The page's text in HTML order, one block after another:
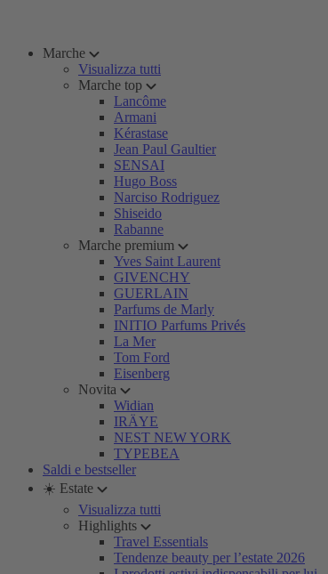
Marche
Visualizza tutti
Marche top
Lancôme
Armani
Kérastase
Jean Paul Gaultier
SENSAI
Hugo Boss
Narciso Rodriguez
Shiseido
Rabanne
Marche premium
Yves Saint Laurent
GIVENCHY
GUERLAIN
Parfums de Marly
INITIO Parfums Privés
La Mer
Tom Ford
Eisenberg
Novita
Widian
IRÄYE
NEST NEW YORK
TYPEBEA
Saldi e bestseller
☀️ Estate
Visualizza tutti
Highlights
Travel Essentials
Tendenze beauty per l’estate 2026